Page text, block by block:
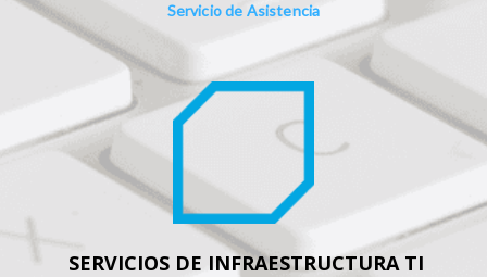
Servicio de Asistencia
SERVICIOS DE INFRAESTRUCTURA TI